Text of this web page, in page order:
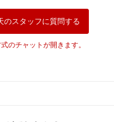
ーム認定商品】
のスタッフに質問する
のチャットが開きます。